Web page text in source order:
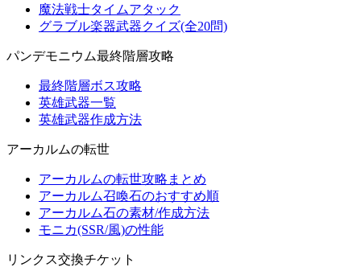
魔法戦士タイムアタック
グラブル楽器武器クイズ(全20問)
パンデモニウム最終階層攻略
最終階層ボス攻略
英雄武器一覧
英雄武器作成方法
アーカルムの転世
アーカルムの転世攻略まとめ
アーカルム召喚石のおすすめ順
アーカルム石の素材/作成方法
モニカ(SSR/風)の性能
リンクス交換チケット